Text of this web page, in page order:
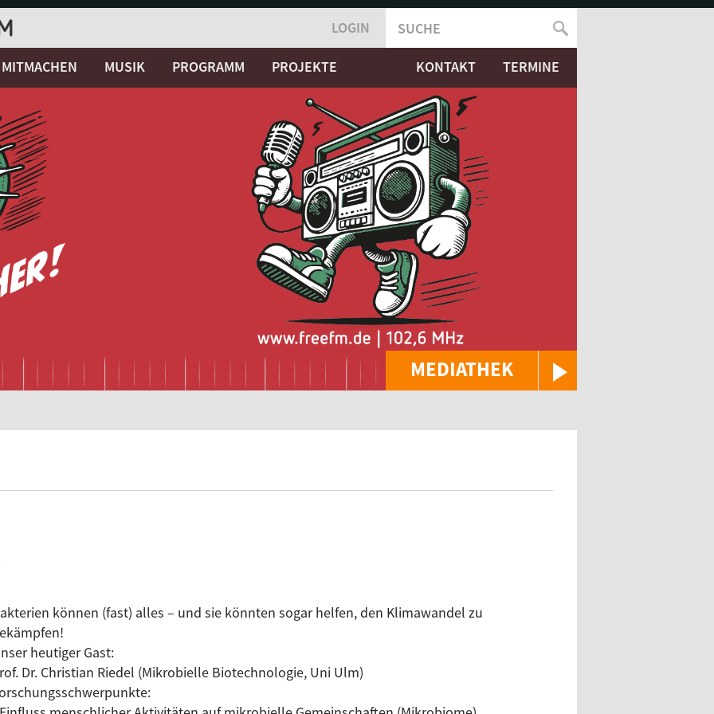
MEDIATHEK
LOGIN
SUCHFORMULAR
SUCHE
MITMACHEN MUSIK PROGRAMM PROJEKTE KONTAKT TERMINE
können (fast) alles – und sie könnten sogar helfen, den Klimawandel zu
heutiger Gast:
Dr. Christian Riedel (Mikrobielle Biotechnologie, Uni Ulm)